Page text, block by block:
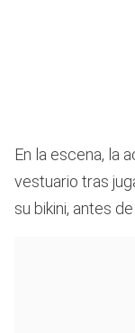
En la escena, la
vestuario tras
su bikini, antes